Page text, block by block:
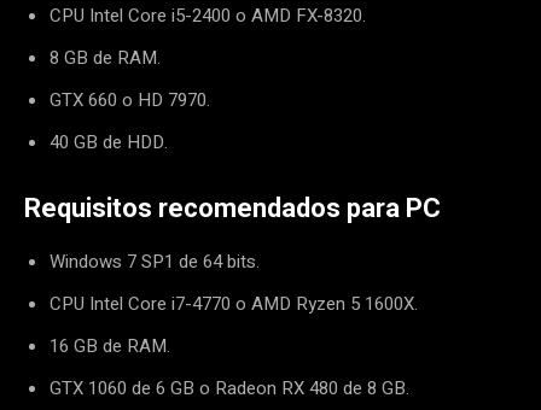
CPU Intel Core i5-2400 o AMD FX-8320.
8 GB de RAM.
GTX 660 o HD 7970.
40 GB de HDD.
Requisitos recomendados para PC
Windows 7 SP1 de 64 bits.
CPU Intel Core i7-4770 o AMD Ryzen 5 1600X.
16 GB de RAM.
GTX 1060 de 6 GB o Radeon RX 480 de 8 GB.